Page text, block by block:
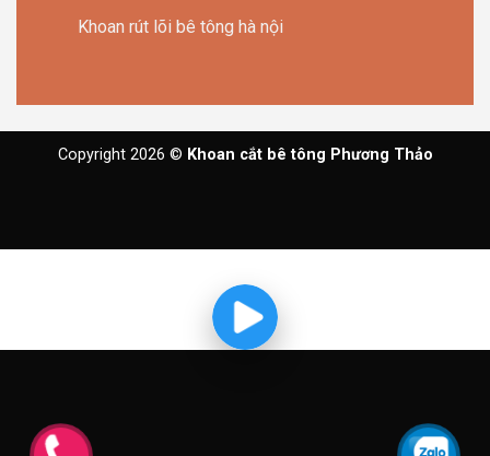
Khoan rút lõi bê tông hà nội
Copyright 2026 © Khoan cắt bê tông Phương Thảo